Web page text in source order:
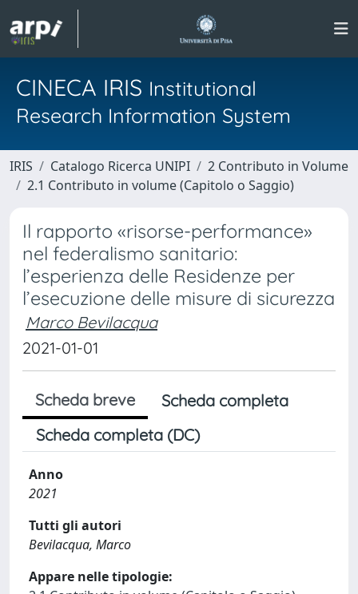
CINECA IRIS Institutional
Research Information System
IRIS Catalogo Ricerca UNIPI
2 Contributo in Volume
2.1 Contributo in volume (Capitolo o Saggio)
Il rapporto «risorse-performance»
nel federalismo sanitario:
l’esperienza delle Residenze per
l’esecuzione delle misure di sicurezza
Marco Bevilacqua
2021-01-01
Scheda breve
Scheda completa
Scheda completa (DC)
Anno
2021
Tutti gli autori
Bevilacqua, Marco
Appare nelle tipologie: